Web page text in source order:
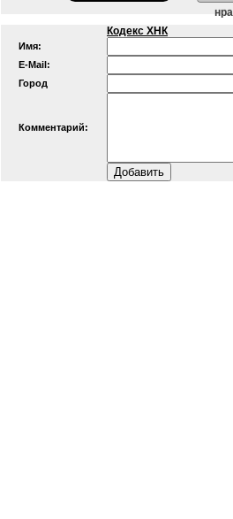
Кодекс ХНК
Имя:
E-Mail:
Город
Комментарий: